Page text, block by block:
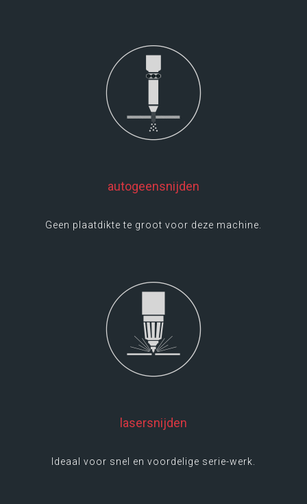
autogeensnijden
Geen plaatdikte te groot voor deze machine.
LEES MEER
lasersnijden
Ideaal voor snel en voordelige serie-werk.